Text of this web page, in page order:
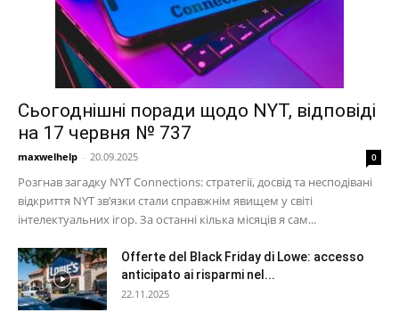
Сьогоднішні поради щодо NYT, відповіді
на 17 червня № 737
maxwelhelp - 20.09.2025 0
Розгнав загадку NYT Connections: стратегії, досвід та несподівані
відкриття NYT зв’язки стали справжнім явищем у світі
інтелектуальних ігор. За останні кілька місяців я сам...
Offerte del Black Friday di Lowe: accesso
anticipato ai risparmi nel...
22.11.2025